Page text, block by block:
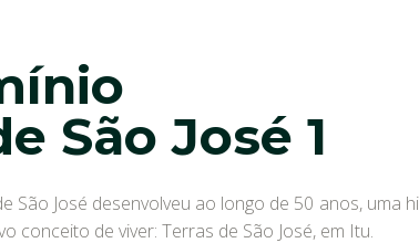
São José 1
São José desenvolveu ao longo de 50 anos,
conceito de viver: Terras de São José, em Itu.